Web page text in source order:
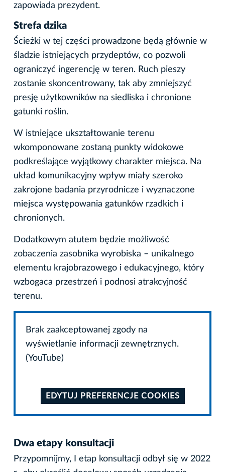
zapowiada prezydent.
Strefa dzika
Ścieżki w tej części prowadzone będą głównie w
śladzie istniejących przydeptów, co pozwoli
ograniczyć ingerencję w teren. Ruch pieszy
zostanie skoncentrowany, tak aby zmniejszyć
presję użytkowników na siedliska i chronione
gatunki roślin.
W istniejące ukształtowanie terenu
wkomponowane zostaną punkty widokowe
podkreślające wyjątkowy charakter miejsca. Na
układ komunikacyjny wpływ miały szeroko
zakrojone badania przyrodnicze i wyznaczone
miejsca występowania gatunków rzadkich i
chronionych.
Dodatkowym atutem będzie możliwość
zobaczenia zasobnika wyrobiska – unikalnego
elementu krajobrazowego i edukacyjnego, który
wzbogaca przestrzeń i podnosi atrakcyjność
terenu.
Brak zaakceptowanej zgody na
wyświetlanie informacji zewnętrznych.
(YouTube)
EDYTUJ PREFERENCJE COOKIES
Dwa etapy konsultacji
Przypomnijmy, I etap konsultacji odbył się w 2022